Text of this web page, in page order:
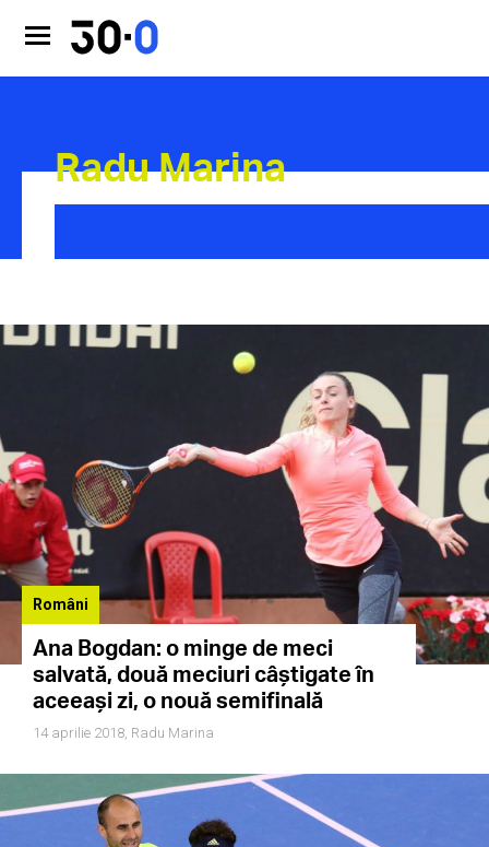
Radu Marina
Români
Ana Bogdan: o minge de meci
salvată, două meciuri câștigate în
aceeași zi, o nouă semifinală
14 aprilie 2018, Radu Marina